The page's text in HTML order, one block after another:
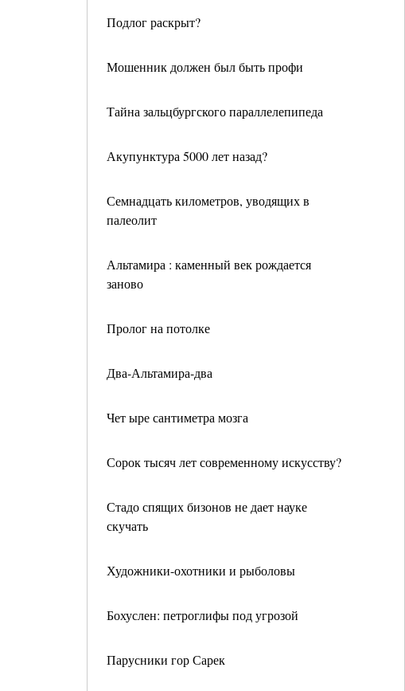
Подлог раскрыт?
Мошенник должен был быть профи
Тайна зальцбургского параллелепипеда
Акупунктура 5000 лет назад?
Семнадцать километров, уводящих в
палеолит
Альтамира : каменный век рождается
заново
Пролог на потолке
Два-Альтамира-два
Чет ыре сантиметра мозга
Сорок тысяч лет современному искусству?
Стадо спящих бизонов не дает науке
скучать
Художники-охотники и рыболовы
Бохуслен: петроглифы под угрозой
Парусники гор Сарек